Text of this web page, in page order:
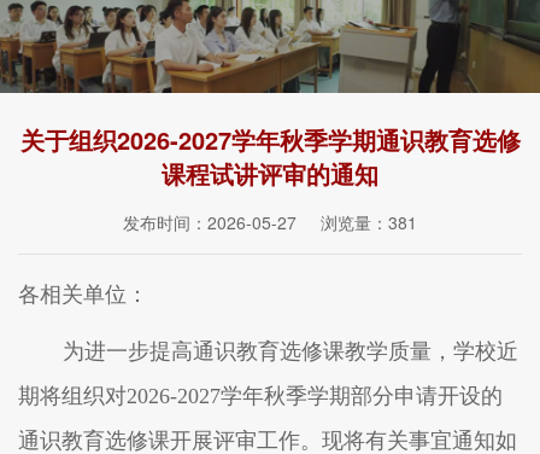
关于组织2026-2027学年秋季学期通识教育选修
课程试讲评审的通知
发布时间：2026-05-27 浏览量： 381
各相关单位：
为进一步提高通识教育选修课教学质量，学校近
期将组织对2026-2027学年秋季学期部分申请开设的
通识教育选修课开展评审工作。现将有关事宜通知如